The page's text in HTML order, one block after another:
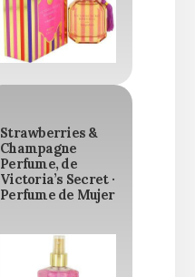
Strawberries &
Champagne
Perfume, de
Victoria’s Secret ·
Perfume de Mujer